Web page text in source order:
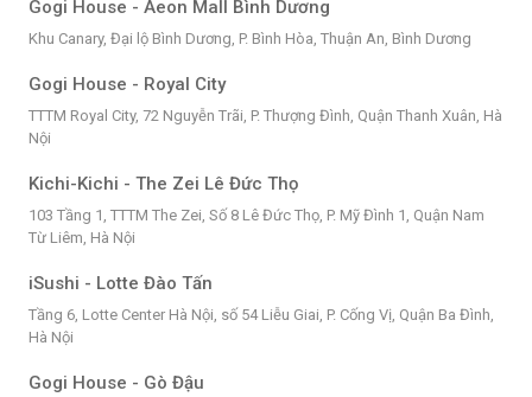
Gogi House - Aeon Mall Bình Dương
Khu Canary, Đại lộ Bình Dương, P. Bình Hòa, Thuận An, Bình Dương
Gogi House - Royal City
TTTM Royal City, 72 Nguyễn Trãi, P. Thượng Đình, Quận Thanh Xuân, Hà
Nội
Kichi-Kichi - The Zei Lê Đức Thọ
103 Tầng 1, TTTM The Zei, Số 8 Lê Đức Thọ, P. Mỹ Đình 1, Quận Nam
Từ Liêm, Hà Nội
iSushi - Lotte Đào Tấn
Tầng 6, Lotte Center Hà Nội, số 54 Liễu Giai, P. Cống Vị, Quận Ba Đình,
Hà Nội
Gogi House - Gò Đậu